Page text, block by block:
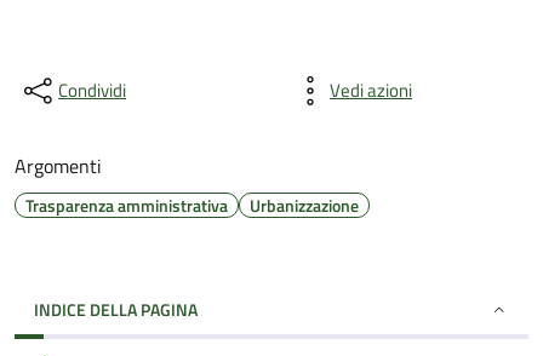
Condividi Vedi azioni
Argomenti
Trasparenza amministrativa Urbanizzazione
INDICE DELLA PAGINA